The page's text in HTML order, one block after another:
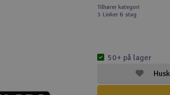
Tilhører kategori
Linker & stag
50+ på lager